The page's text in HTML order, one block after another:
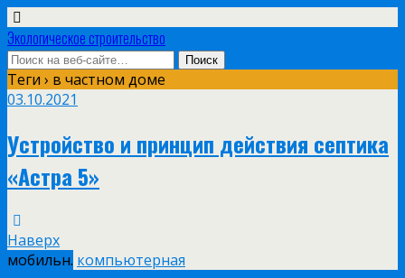
Экологическое строительство
Теги › в частном доме
03.10.2021
Устройство и принцип действия септика
«Астра 5»
Наверх
мобильн. компьютерная